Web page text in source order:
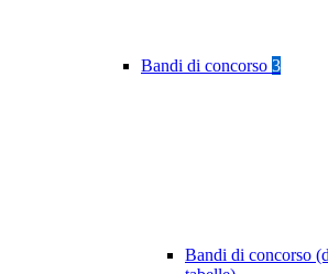
Bandi di concorso 3
Bandi di concorso